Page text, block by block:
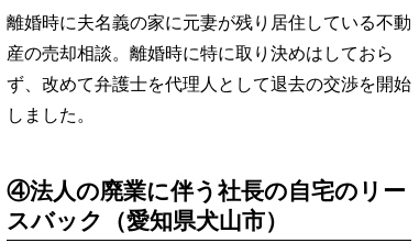
離婚時に夫名義の家に元妻が残り居住している不動
産の売却相談。離婚時に特に取り決めはしておら
ず、改めて弁護士を代理人として退去の交渉を開始
しました。
④法人の廃業に伴う社長の自宅のリー
スバック（愛知県犬山市）